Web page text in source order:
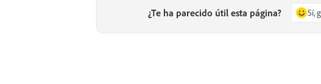
¿Te ha parecido útil esta página? Sí,